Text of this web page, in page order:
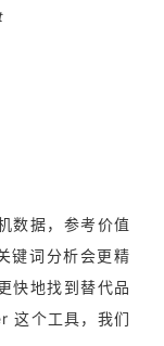
数据，参考价值
键词分析会更精
快地找到替代品
这个工具，我们